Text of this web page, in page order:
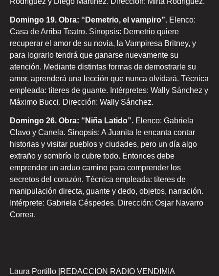
Domingo 19. Obra: “Demetrio, el vampiro”. Elenco:
Casa de Arriba Teatro. Sinopsis: Demetrio quiere
recuperar el amor de su novia, la Vampiresa Britney, y
para lograrlo tendrá que ganarse nuevamente su
atención. Mediante distintas formas de demostrarle su
amor, aprenderá una lección que nunca olvidará. Técnica
empleada: títeres de guante. Intérpretes: Wally Sánchez y
Máximo Bucci. Dirección: Wally Sánchez.
Domingo 26. Obra: “Niña Latido”. Elenco: Gabriela
Clavo y Canela. Sinopsis: A Juanita le encanta contar
historias y visitar pueblos y ciudades, pero un día algo
extraño y sombrío lo cubre todo. Entonces debe
emprender un arduo camino para comprender los
secretos del corazón. Técnica empleada: títeres de
manipulación directa, guante y dedo, objetos, narración.
Intérprete: Gabriela Céspedes. Dirección: Osjar Navarro
Correa.
Laura Portillo |REDACCION RADIO VENDIMIA